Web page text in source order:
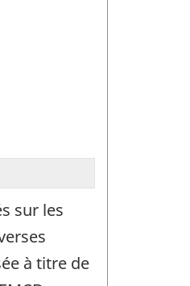
sur les
à titre de